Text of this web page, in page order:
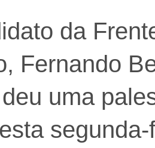
da
Fernando
uma